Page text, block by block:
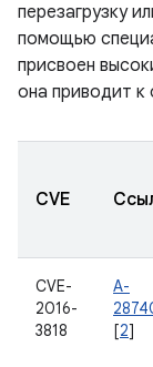
перезагрузку
помощью
присвоен
она приводит к
CVE
CVE-
2016-
3818
A-
[2]